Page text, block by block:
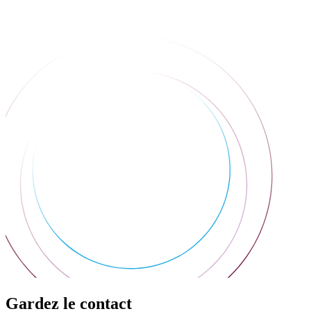
Gardez le contact